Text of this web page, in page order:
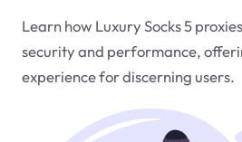
Learn how Luxury Socks 5
security and performance,
experience for discerning users.